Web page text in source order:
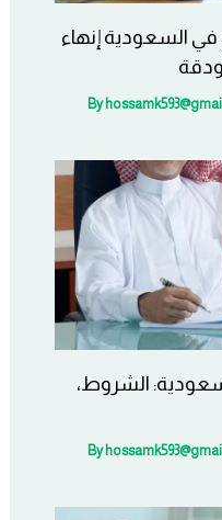
السعودية إنهاء
ودقة
الشروط،